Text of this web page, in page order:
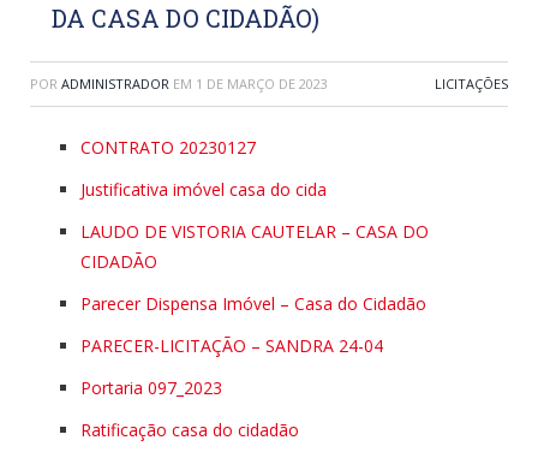
DA CASA DO CIDADÃO)
POR ADMINISTRADOR EM 1 DE MARÇO DE 2023 LICITAÇÕES
CONTRATO 20230127
Justificativa imóvel casa do cida
LAUDO DE VISTORIA CAUTELAR – CASA DO
CIDADÃO
Parecer Dispensa Imóvel – Casa do Cidadão
PARECER-LICITAÇÃO – SANDRA 24-04
Portaria 097_2023
Ratificação casa do cidadão